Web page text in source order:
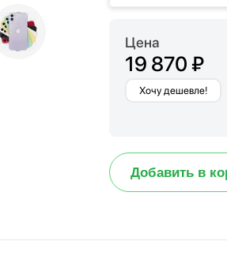
Цена
19 870 ₽
Хочу дешевле!
Добавить в